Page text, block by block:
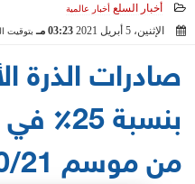
أخبار السلع أخبار عالمية
الإثنين، 5 أبريل 2021 03:23 مـ بتوقيت
صادرات الذرة
بنسبة
من موسم 2020/21..